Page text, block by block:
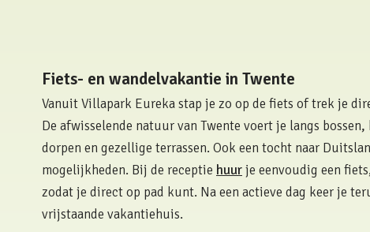
Fiets- en wandelvakantie in Twente
Vanuit Villapark Eureka stap je zo op de fiets of trek je
De afwisselende natuur van Twente voert je langs
dorpen en gezellige terrassen. Ook een tocht naar
mogelijkheden. Bij de receptie huurje eenvoudig een
zodat je direct op pad kunt. Na een actieve dag keer je
vrijstaande vakantiehuis.